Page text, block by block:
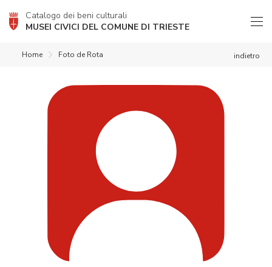
Catalogo dei beni culturali
MUSEI CIVICI DEL COMUNE DI TRIESTE
indietro
Home Foto de Rota